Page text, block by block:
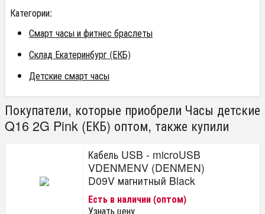
Категории:
Смарт часы и фитнес браслеты
Склад Екатеринбург (ЕКБ)
Детские смарт часы
Покупатели, которые приобрели Часы детские
Q16 2G Pink (ЕКБ) оптом, также купили
Кабель USB - microUSB
VDENMENV (DENMEN)
D09V магнитный Black
Есть в наличии (оптом)
Узнать цену